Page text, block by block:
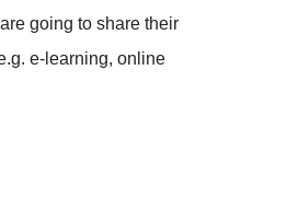
going to share their
e-learning, online